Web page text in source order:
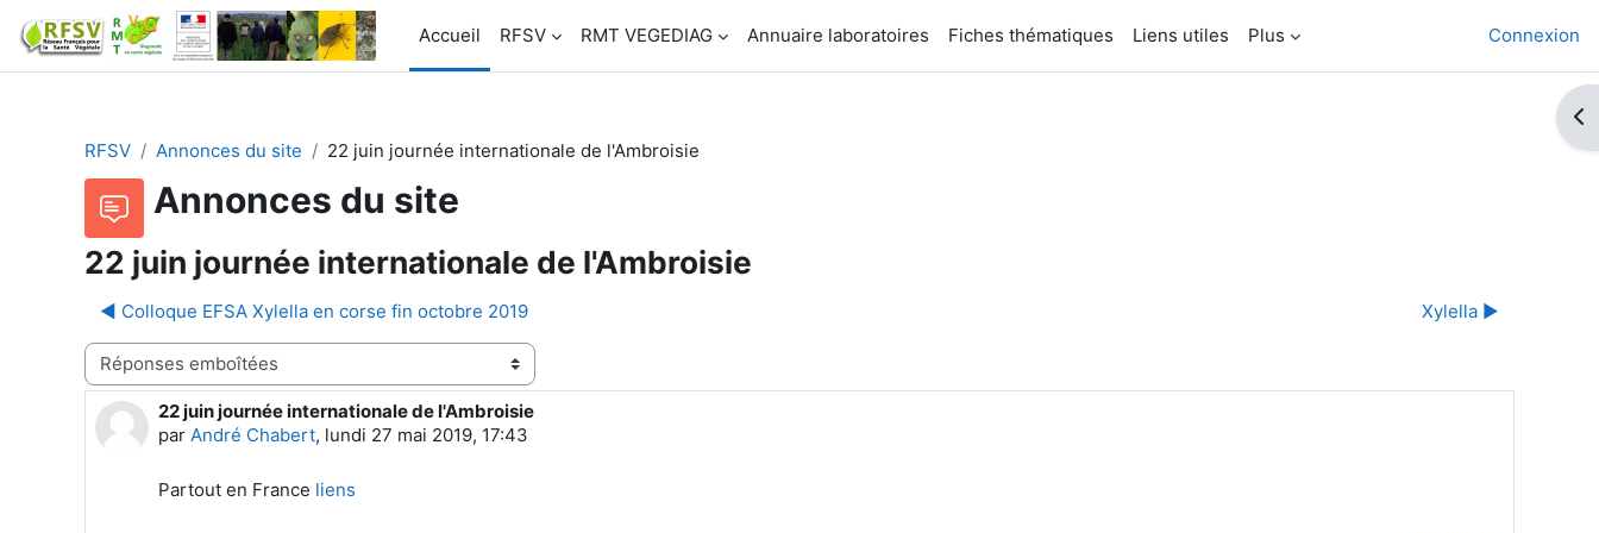
Passer au contenu principal
Accueil
RFSV RMT VEGEDIAG Annuaire laboratoires Fiches thématiques Liens utiles Plus Connexion
RFSV
Annonces du site 22 juin journée internationale de l'Ambroisie
Annonces du site
22 juin journée internationale de l'Ambroisie
◀︎ Colloque EFSA Xylella en corse fin octobre 2019 Xylella ▶︎
Type d’affichage
22 juin journée internationale de l'Ambroisie
par André Chabert, lundi 27 mai 2019, 17:43
Nombre de réponses : 0
Partout en France liens